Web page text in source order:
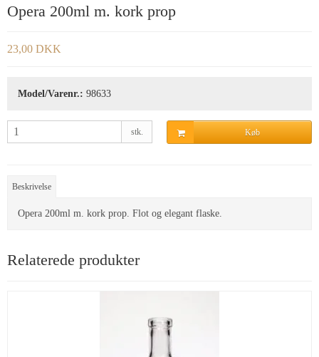
Opera 200ml m. kork prop
23,00 DKK
Model/Varenr.: 98633
stk. Køb
Beskrivelse
Opera 200ml m. kork prop. Flot og elegant flaske.
Relaterede produkter